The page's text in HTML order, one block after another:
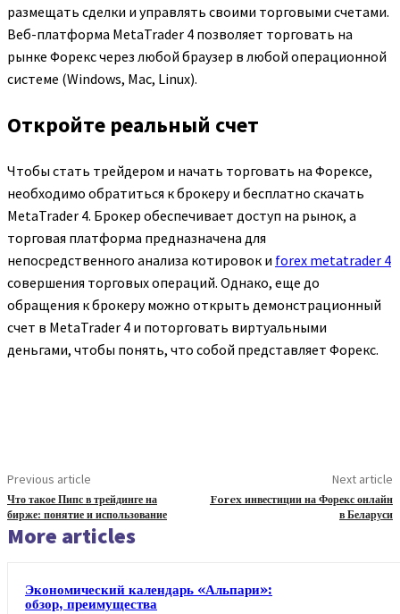
размещать сделки и управлять своими торговыми счетами.
Веб-платформа MetaTrader 4 позволяет торговать на
рынке Форекс через любой браузер в любой операционной
системе (Windows, Mac, Linux).
Откройте реальный счет
Чтобы стать трейдером и начать торговать на Форексе,
необходимо обратиться к брокеру и бесплатно скачать
MetaTrader 4. Брокер обеспечивает доступ на рынок, а
торговая платформа предназначена для
непосредственного анализа котировок и forex metatrader 4
совершения торговых операций. Однако, еще до
обращения к брокеру можно открыть демонстрационный
счет в MetaTrader 4 и поторговать виртуальными
деньгами, чтобы понять, что собой представляет Форекс.
Previous article
Что такое Пипс в трейдинге на
бирже: понятие и использование
Next article
Forex инвестиции на Форекс онлайн
в Беларуси
More articles
Экономический календарь «Альпари»:
обзор, преимущества